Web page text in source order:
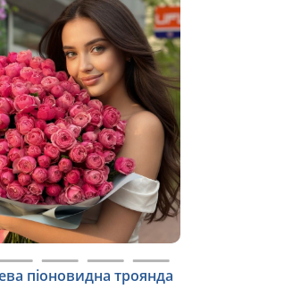
піоновидна троянда